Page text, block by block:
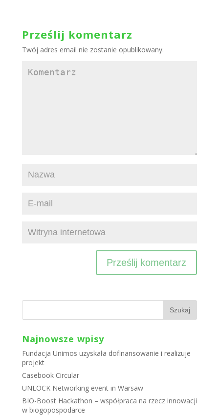
Prześlij komentarz
Twój adres email nie zostanie opublikowany.
Najnowsze wpisy
Fundacja Unimos uzyskała dofinansowanie i realizuje
projekt
Casebook Circular
UNLOCK Networking event in Warsaw
BIO-Boost Hackathon – współpraca na rzecz innowacji
w biogopospodarce